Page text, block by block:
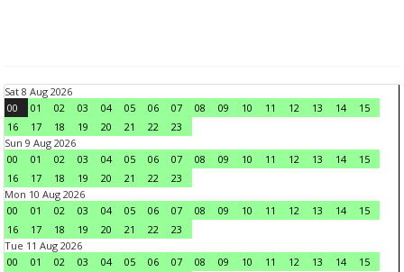
Sat 8 Aug 2026
00
01 02 03 04 05 06 07 08 09 10 11 12 13 14
15
16
17 18 19 20 21 22
23
Sun 9 Aug 2026
00
01 02 03 04 05 06 07 08 09 10 11 12 13 14
15
16
17 18 19 20 21 22
23
Mon 10 Aug 2026
00
01 02 03 04 05 06 07 08 09 10 11 12 13 14
15
16
17 18 19 20 21 22
23
Tue 11 Aug 2026
00
01 02 03 04 05 06 07 08 09 10 11 12 13 14
15